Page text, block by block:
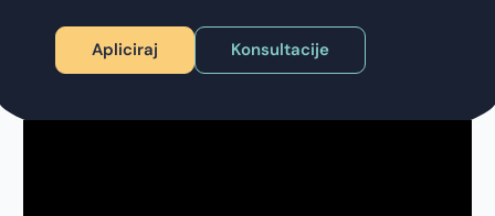
Apliciraj Konsultacije